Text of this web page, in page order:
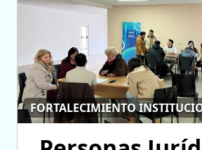
FORTALECIMIENTO